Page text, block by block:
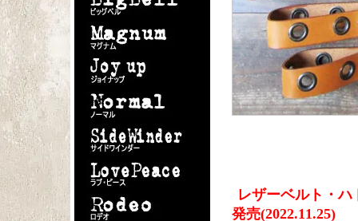
レザーベルト・
発売(2022.11.25)